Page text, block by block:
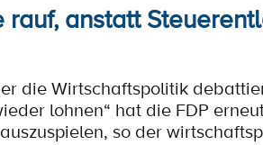
anstatt
die Wirtschaftspolitik
lohnen“ hat die FDP
so der